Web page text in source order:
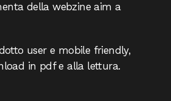
della webzine aim a
user e mobile friendly,
in pdf e alla lettura.